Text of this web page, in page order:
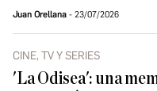
Juan Orellana 23/07/2026
CINE, TV Y SERIES
'La Odisea': una